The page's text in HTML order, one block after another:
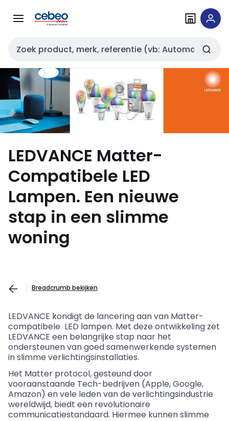
naar
naar
Zoekveld invoer
LEDVANCE Matter-
Compatibele LED
Lampen. Een nieuwe
stap in een slimme
woning
Breadcrumb bekijken
LEDVANCE kondigt de lancering aan van Matter-
compatibele LED lampen. Met deze ontwikkeling zet
LEDVANCE een belangrijke stap naar het
ondersteunen van goed samenwerkende systemen
in slimme verlichtingsinstallaties.
Het Matter protocol, gesteund door
vooraanstaande Tech-bedrijven (Apple, Google,
Amazon) en vele leden van de verlichtingsindustrie
wereldwijd, biedt een revolutionaire
communicatiestandaard. Hiermee kunnen slimme